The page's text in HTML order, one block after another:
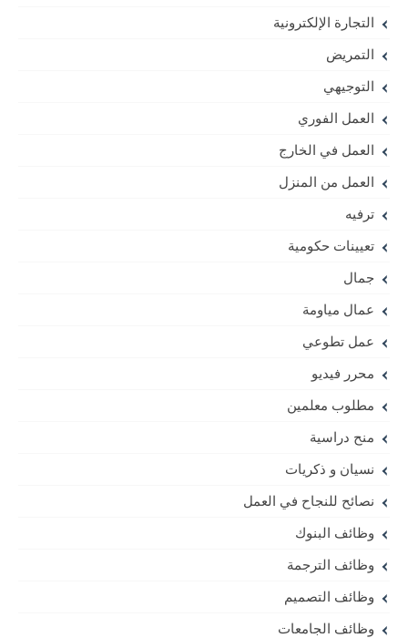
التجارة الإلكترونية
التمريض
التوجيهي
العمل الفوري
العمل في الخارج
العمل من المنزل
ترفيه
تعيينات حكومية
جمال
عمال مياومة
عمل تطوعي
محرر فيديو
مطلوب معلمين
منح دراسية
نسيان و ذكريات
نصائح للنجاح في العمل
وظائف البنوك
وظائف الترجمة
وظائف التصميم
وظائف الجامعات